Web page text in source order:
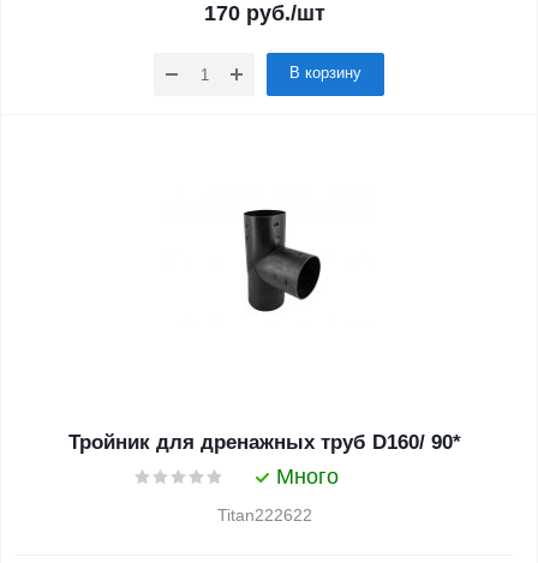
170 руб./шт
В корзину
Тройник для дренажных труб D160/ 90*
Много
Titan222622